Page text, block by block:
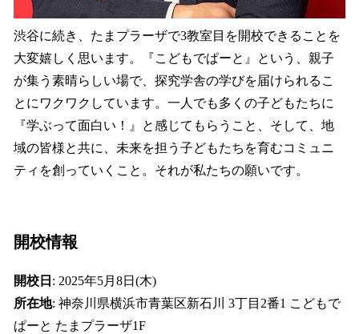
渋谷に続き、たまプラーザで3教室目を開校できることを
大変嬉しく思います。『こどもでぱーと』という、親子
が集う素晴らしい場で、探究学舎の学びを届けられるこ
とにワクワクしています。一人でも多くの子どもたちに
『学ぶって面白い！』と感じてもらうこと、そして、地
域の皆様と共に、未来を担う子どもたちを育むコミュニ
ティを創っていくこと。それが私たちの願いです。
開校情報
開校日 : 2025年5月8日(木)
所在地: 神奈川県横浜市青葉区新石川 3丁目2番1 こどもで
ぱーと たまプラーザ1F